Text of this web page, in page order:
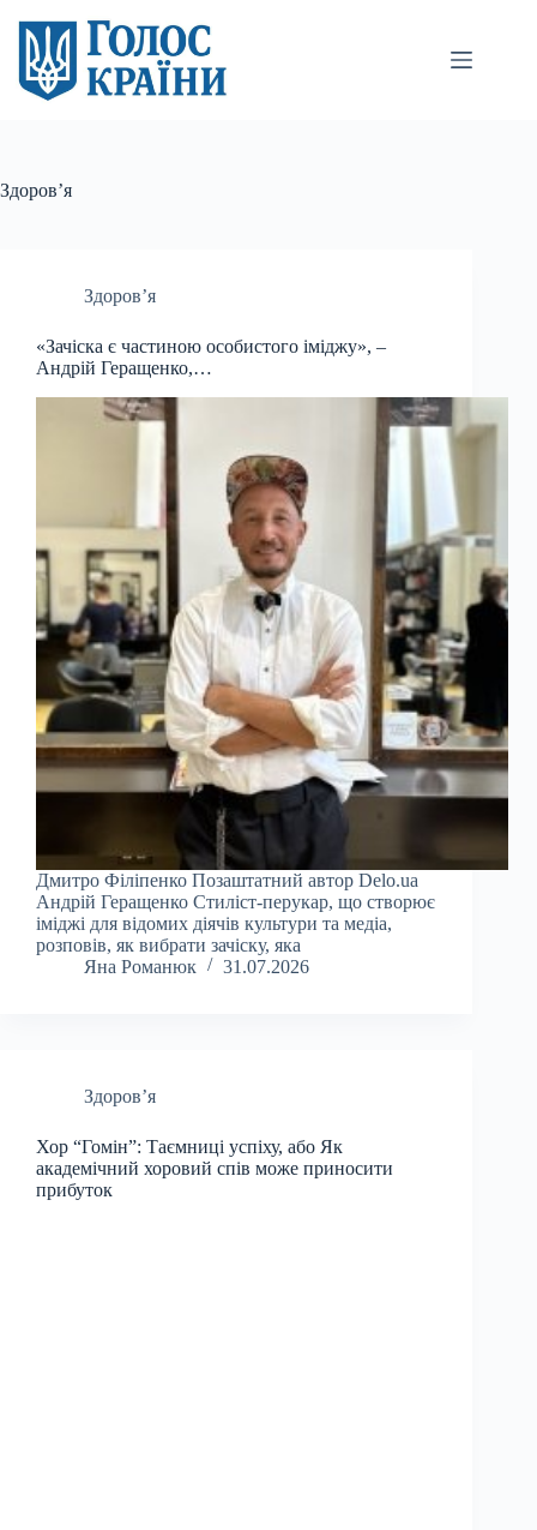
вмісту
Здоров’я
Здоров’я
«Зачіска є частиною особистого іміджу», –
Андрій Геращенко,…
Дмитро Філіпенко Позаштатний автор Delo.ua
Андрій Геращенко Стиліст-перукар, що створює
іміджі для відомих діячів культури та медіа,
розповів, як вибрати зачіску, яка
Яна Романюк
31.07.2026
Здоров’я
Хор “Гомін”: Таємниці успіху, або Як
академічний хоровий спів може приносити
прибуток